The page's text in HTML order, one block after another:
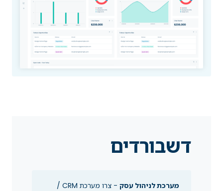
דשבורדים
מערכת לניהול עסק
- צרו מערכת CRM /